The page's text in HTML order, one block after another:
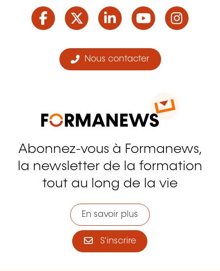
Facebook
TwitterLinkedInYouTube
Nous contacter
Abonnez-vous à Formanews,
la newsletter de la formation
tout au long de la vie
En savoir plus
S'inscrire